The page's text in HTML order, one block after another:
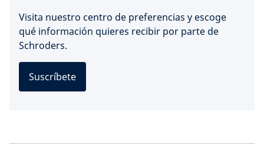
Visita nuestro centro de preferencias y escoge
qué información quieres recibir por parte de
Schroders.
Suscríbete